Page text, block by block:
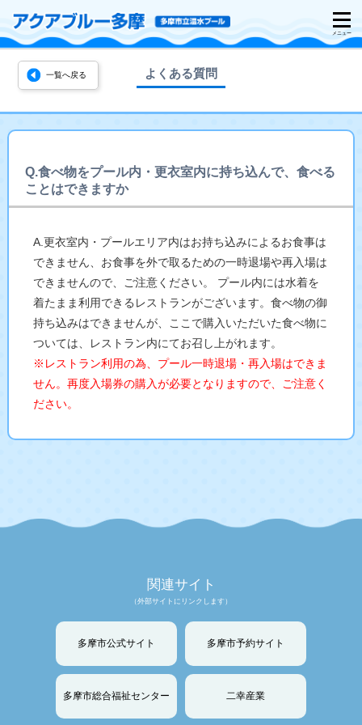
一覧へ戻る よくある質問
Q.食べ物をプール内・更衣室内に持ち込んで、食べる
ことはできますか
A.更衣室内・プールエリア内はお持ち込みによるお食事は
できません、お食事を外で取るための一時退場や再入場は
できませんので、ご注意ください。 プール内には水着を
着たまま利用できるレストランがございます。食べ物の御
持ち込みはできませんが、ここで購入いただいた食べ物に
ついては、レストラン内にてお召し上がれます。
※レストラン利用の為、プール一時退場・再入場はできま
せん。再度入場券の購入が必要となりますので、ご注意く
ださい。
関連サイト
（外部サイトにリンクします）
多摩市公式サイト 多摩市予約サイト
多摩市総合福祉センター 二幸産業